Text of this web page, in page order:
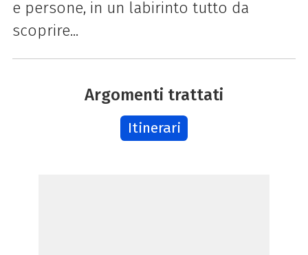
e persone, in un labirinto tutto da
scoprire...
Argomenti trattati
Itinerari